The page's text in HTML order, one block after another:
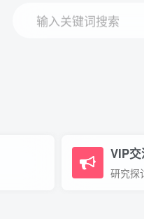
输入关键词搜索
VIP
研究探